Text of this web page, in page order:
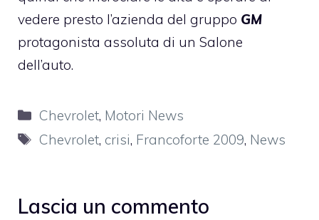
vedere presto l’azienda del gruppo GM
protagonista assoluta di un Salone
dell’auto.
Categorie
Chevrolet, Motori News
Tag
Chevrolet, crisi, Francoforte 2009, News
Lascia un commento